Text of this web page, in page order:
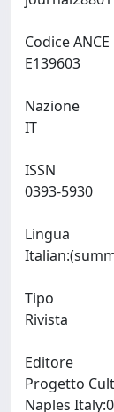
Codice ANCE
Nazione
ISSN
Lingua
Tipo
Rivista
Editore
Progetto